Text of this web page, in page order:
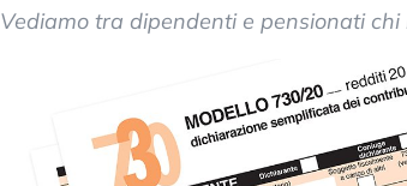
Vediamo tra dipendenti e pensionati chi